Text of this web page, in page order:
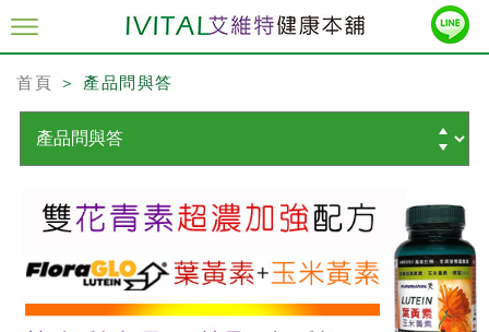
首頁 ＞ 產品問與答